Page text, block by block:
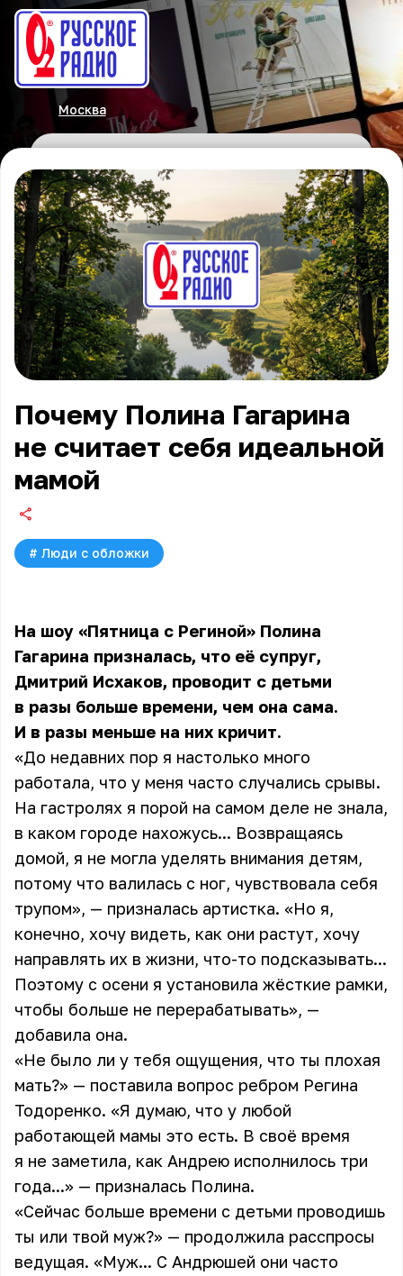
Москва
Почему Полина Гагарина
не считает себя идеальной
мамой
# Люди с обложки
На шоу «Пятница с Региной» Полина
Гагарина призналась, что её супруг,
Дмитрий Исхаков, проводит с детьми
в разы больше времени, чем она сама.
И в разы меньше на них кричит.
«До недавних пор я настолько много
работала, что у меня часто случались срывы.
На гастролях я порой на самом деле не знала,
в каком городе нахожусь... Возвращаясь
домой, я не могла уделять внимания детям,
потому что валилась с ног, чувствовала себя
трупом», — призналась артистка. «Но я,
конечно, хочу видеть, как они растут, хочу
направлять их в жизни, что-то подсказывать...
Поэтому с осени я установила жёсткие рамки,
чтобы больше не перерабатывать», —
добавила она.
«Не было ли у тебя ощущения, что ты плохая
мать?» — поставила вопрос ребром Регина
Тодоренко. «Я думаю, что у любой
работающей мамы это есть. В своё время
я не заметила, как Андрею исполнилось три
года...» — призналась Полина.
«Сейчас больше времени с детьми проводишь
ты или твой муж?» — продолжила расспросы
ведущая. «Муж... С Андрюшей они часто